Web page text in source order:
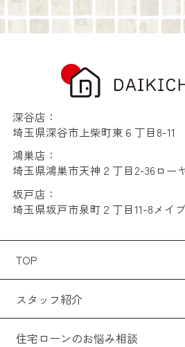
深谷店：
埼玉県深谷市上柴町東６丁目8-11
鴻巣店：
埼玉県鴻巣市天神２丁目2-36ロー
坂戸店：
埼玉県坂戸市泉町２丁目11-8メイ
TOP
スタッフ紹介
住宅ローンのお悩み相談